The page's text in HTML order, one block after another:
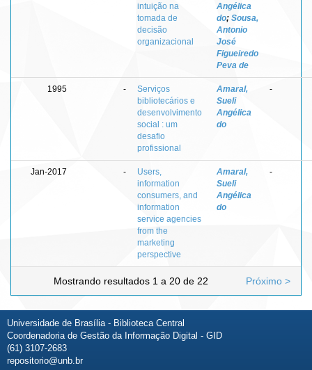
intuição na
tomada de
decisão
organizacional
Angélica
do; Sousa,
Antonio
José
Figueiredo
Peva de
1995 -
Serviços
bibliotecários e
desenvolvimento
social : um
desafio
profissional
Amaral,
Sueli
Angélica
do
-
Jan-2017 -
Users,
information
consumers, and
information
service agencies
from the
marketing
perspective
Amaral,
Sueli
Angélica
do
-
Mostrando resultados 1 a 20 de 22 Próximo >
Universidade de Brasília - Biblioteca Central
Coordenadoria de Gestão da Informação Digital - GID
(61) 3107-2683
repositorio@unb.br